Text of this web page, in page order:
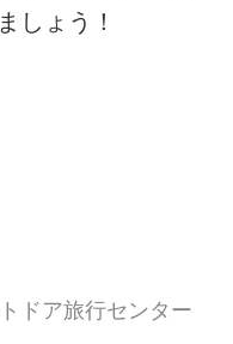
しょう！
ドア旅行センター